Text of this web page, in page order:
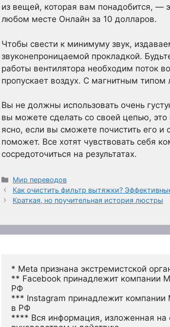
из вещей, которая вам понадобится, —
любом месте Онлайн за 10 долларов.
Чтобы свести к минимуму звук,
звуконепроницаемой прокладкой.
работы вентилятора необходим поток
пропускает воздух. С магнитным типом
Вы не должны использовать очень
вы можете сделать со своей цепью,
ясно, если вы сможете почистить его и
поможет. Все хотят чувствовать себя
сосредоточиться на результатах.
Рубрики
Мир переводов
Как очистить фильтр вытяжки?
Краткая, но поучительная история люстры
* Meta признана экстремистской
** Facebook принадлежит компании
РФ
*** Instagram принадлежит компании
в РФ
**** Вся информация, изложенная на